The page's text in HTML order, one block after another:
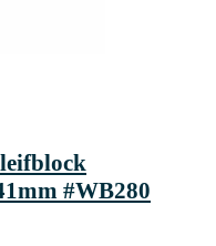
#WB280